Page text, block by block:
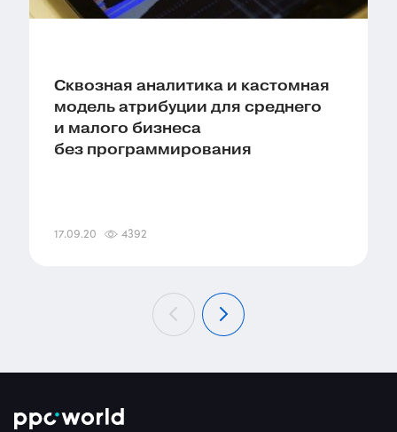
Сквозная аналитика и кастомная
модель атрибуции для среднего
и малого бизнеса
без программирования
17.09.20 4392